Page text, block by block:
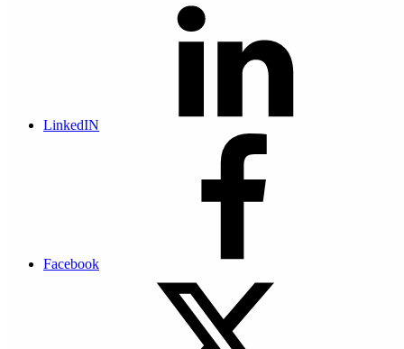
LinkedIN
Facebook
Actis, filiale du Groupe telis, accompagne depuis 2003 la transition
numérique des entreprises monégasques au travers de la protection
de leurs données. Cette année encore de belles nouveautés seront
présentées par les équipes Actis sur le stand du Groupe telis dans ses
domaines d’activités :
Gestion de crise
Cybersécurité et protection des données
nombreux hôpitaux européens pour la sauvegarde et la récupération
de données.
En avant-première pour cette édition, il sera possible de tester la